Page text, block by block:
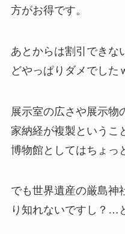
方がお得です。
あとからは割引でき
どやっぱりダメでした
展示室の広さや展示物
家納経が複製というこ
博物館としてはちょっ
でも世界遺産の厳島神
り知れないですし？…